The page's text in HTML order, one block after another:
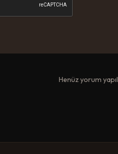
Henüz yorum